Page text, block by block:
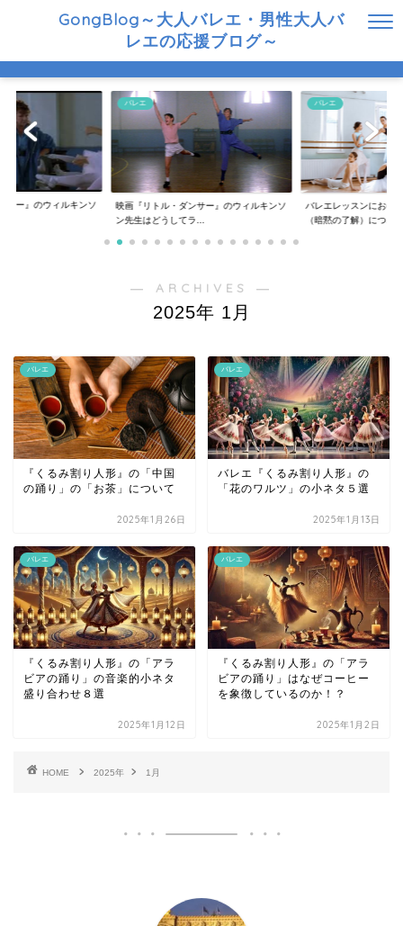
GongBlog～大人バレエ・男性大人バ
レエの応援ブログ～
サー』のウィルキンソ
バレエ
映画『リトル・ダンサー』のウィルキンソ
ン先生はどうしてラ...
バレエ
バレエレッスンにおけ
（暗黙の了解）につ...
― ARCHIVES ―
2025年 1月
バレエ
『くるみ割り人形』の「中国
の踊り」の「お茶」について
2025年1月26日
バレエ
バレエ『くるみ割り人形』の
「花のワルツ」の小ネタ５選
2025年1月13日
バレエ
『くるみ割り人形』の「アラ
ビアの踊り」の音楽的小ネタ
盛り合わせ８選
2025年1月12日
バレエ
『くるみ割り人形』の「アラ
ビアの踊り」はなぜコーヒー
を象徴しているのか！？
2025年1月2日
HOME 2025年 1月